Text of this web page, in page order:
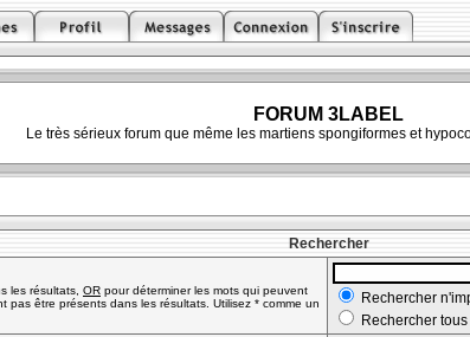
FORUM 3LABEL
Le très sérieux forum que même les martiens spongiformes et
Rechercher
les résultats, OR pour déterminer les mots qui peuvent
pas être présents dans les résultats. Utilisez * comme un
Rechercher
Rechercher